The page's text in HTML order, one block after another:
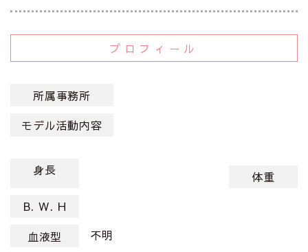
プロフィール
所属事務所
モデル活動内容
身長
体重
B. W. H
血液型
不明